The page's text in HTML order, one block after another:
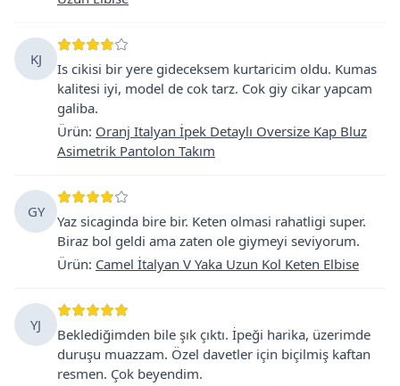
KJ
Is cikisi bir yere gideceksem kurtaricim oldu. Kumas
kalitesi iyi, model de cok tarz. Cok giy cikar yapcam
galiba.
Ürün: Oranj Italyan İpek Detaylı Oversize Kap Bluz
Asimetrik Pantolon Takım
GY
Yaz sicaginda bire bir. Keten olmasi rahatligi super.
Biraz bol geldi ama zaten ole giymeyi seviyorum.
Ürün: Camel İtalyan V Yaka Uzun Kol Keten Elbise
YJ
Beklediğimden bile şık çıktı. İpeği harika, üzerimde
duruşu muazzam. Özel davetler için biçilmiş kaftan
resmen. Çok beyendim.